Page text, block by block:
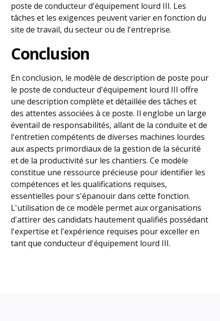
poste de conducteur d'équipement lourd III. Les
tâches et les exigences peuvent varier en fonction du
site de travail, du secteur ou de l'entreprise.
Conclusion
En conclusion, le modèle de description de poste pour
le poste de conducteur d'équipement lourd III offre
une description complète et détaillée des tâches et
des attentes associées à ce poste. Il englobe un large
éventail de responsabilités, allant de la conduite et de
l'entretien compétents de diverses machines lourdes
aux aspects primordiaux de la gestion de la sécurité
et de la productivité sur les chantiers. Ce modèle
constitue une ressource précieuse pour identifier les
compétences et les qualifications requises,
essentielles pour s'épanouir dans cette fonction.
L'utilisation de ce modèle permet aux organisations
d'attirer des candidats hautement qualifiés possédant
l'expertise et l'expérience requises pour exceller en
tant que conducteur d'équipement lourd III.